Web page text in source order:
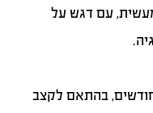
עם דגש על
הלימודים נע בין חודשיים ל-3 חודשים, בהתאם לקצב